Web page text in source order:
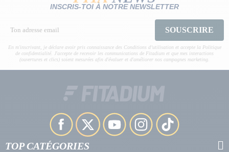
INSCRIS-TOI À NOTRE NEWSLETTER
SOUSCRIRE
En m'inscrivant, je déclare avoir pris connaissance des Conditions d’utilisation et accepte la Politique
de confidentialité. J'accepte de recevoir les communications de Fitadium et que mes interactions
(ouvertures et clics) soient mesurées afin d'évaluer et d'améliorer nos campagnes marketing.
TOP CATÉGORIES